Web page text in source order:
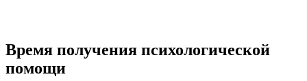
Время получения психологической
помощи